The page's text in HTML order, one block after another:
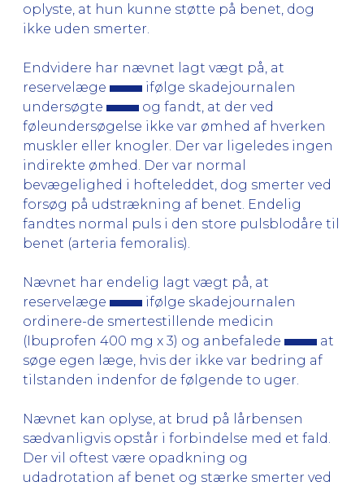
oplyste, at hun kunne støtte på benet, dog
ikke uden smerter.
Endvidere har nævnet lagt vægt på, at
reservelæge
ifølge skadejournalen
undersøgte
og fandt, at der ved
føleundersøgelse ikke var ømhed af hverken
muskler eller knogler. Der var ligeledes ingen
indirekte ømhed. Der var normal
bevægelighed i hofteleddet, dog smerter ved
forsøg på udstrækning af benet. Endelig
fandtes normal puls i den store pulsblodåre til
benet (arteria femoralis).
Nævnet har endelig lagt vægt på, at
reservelæge
ifølge skadejournalen
ordinere-de smertestillende medicin
(Ibuprofen 400 mg x 3) og anbefalede
at
søge egen læge, hvis der ikke var bedring af
tilstanden indenfor de følgende to uger.
Nævnet kan oplyse, at brud på lårbensen
sædvanligvis opstår i forbindelse med et fald.
Der vil oftest være opadkning og
udadrotation af benet og stærke smerter ved